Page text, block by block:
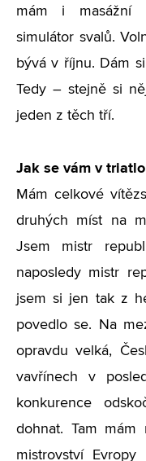
mám i masážní
simulátor svalů.
bývá v říjnu. Dám
Tedy – stejně si
jeden z těch tří.
Jak se vám v
Mám celkové
druhých míst na
Jsem mistr
naposledy mistr
jsem si jen tak z
povedlo se. Na
opravdu velká,
vavřínech v
konkurence
dohnat. Tam
mistrovství